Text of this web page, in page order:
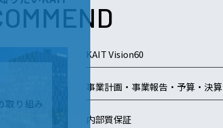
取り組み
KAIT Vision60
事業計画・事業報告・予算・決算
内部質保証